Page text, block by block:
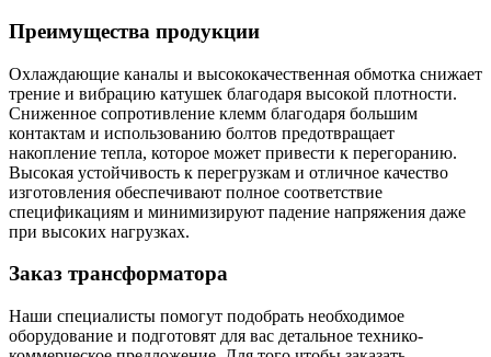
Преимущества продукции
Охлаждающие каналы и высококачественная обмотка снижает
трение и вибрацию катушек благодаря высокой плотности.
Сниженное сопротивление клемм благодаря большим
контактам и использованию болтов предотвращает
накопление тепла, которое может привести к перегоранию.
Высокая устойчивость к перегрузкам и отличное качество
изготовления обеспечивают полное соответствие
спецификациям и минимизируют падение напряжения даже
при высоких нагрузках.
Заказ трансформатора
Наши специалисты помогут подобрать необходимое
оборудование и подготовят для вас детальное технико-